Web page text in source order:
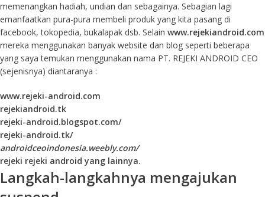
memenangkan hadiah, undian dan sebagainya. Sebagian lagi
emanfaatkan pura-pura membeli produk yang kita pasang di
facebook, tokopedia, bukalapak dsb. Selain www.rejekiandroid.com
mereka menggunakan banyak website dan blog seperti beberapa
yang saya temukan menggunakan nama PT. REJEKI ANDROID CEO
(sejenisnya) diantaranya :
www.rejeki-android.com
rejekiandroid.tk
rejeki-android.blogspot.com/
rejeki-android.tk/
androidceoindonesia.weebly.com/
rejeki rejeki android yang lainnya.
Langkah-langkahnya mengajukan